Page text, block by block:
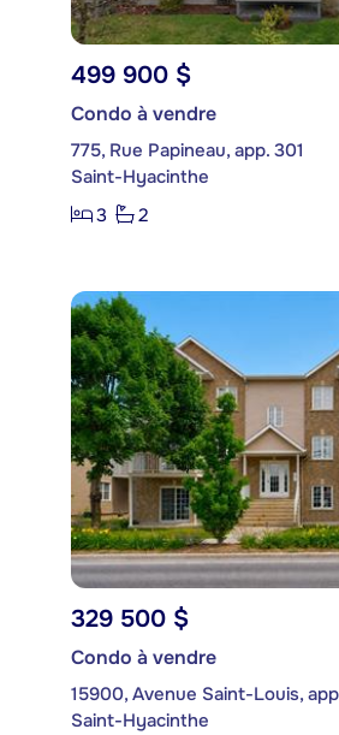
499 900 $
Condo à vendre
775, Rue Papineau, app. 301
Saint-Hyacinthe
3
2
329 500 $
Condo à vendre
15900, Avenue Saint-Louis,
Saint-Hyacinthe